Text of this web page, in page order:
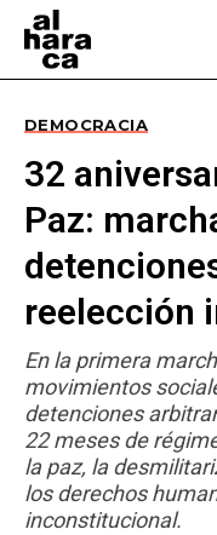
DEMOCRACIA
32
Paz:
reelección
En la primera
movimientos
detenciones
22 meses de
la paz, la
los derechos
inconstitucional.